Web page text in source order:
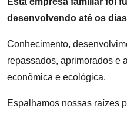
desenvolvendo até os
Conhecimento,
repassados, aprimorados e
econômica e ecológica.
Espalhamos nossas raízes